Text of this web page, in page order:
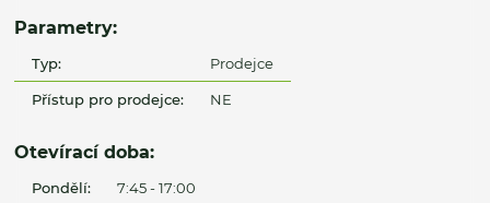
Parametry:
Typ: Prodejce
Přístup pro prodejce: NE
Otevírací doba:
Pondělí: 7:45 - 17:00